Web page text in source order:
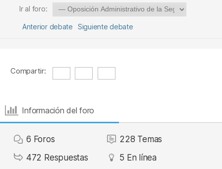
Ir al foro:
Anterior debate Siguiente debate
Compartir:
Información del foro
6 Foros 228 Temas
472 Respuestas 5 En línea